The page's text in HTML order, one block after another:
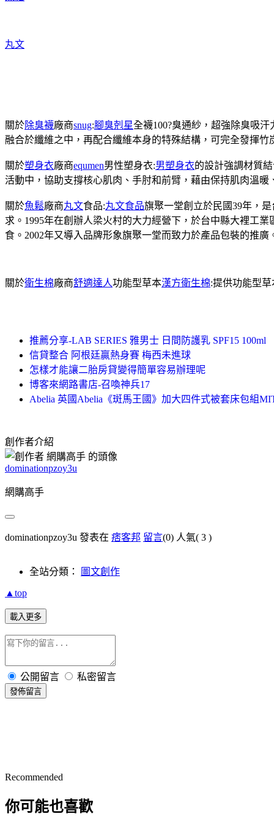
丸文
關於除臭襪廠商snug:腳臭剋星全襪100?臭通紗，超強除臭吸
融合於纖維之中，再配合纖維本身的特殊結構，可完全發揮
關於塑身衣廠商equmen男性塑身衣:男塑身衣的設計強調材質
活動中，協助支撐核心肌肉、手肘和前臂，藉由保持肌肉溫
關於魚鬆廠商丸文食品:丸文食品旗聚一堂創立於民國39年，
求。1995年在創辦人梁火村的大力經營下，於台中縣大裡工
食。2002年又導入品牌形象旗聚一堂而致力於產品包裝的推廣
關於衛生棉廠商舒適達人功能型草本漢方衛生棉:提供功能型
推薦分享-LAB SERIES 雅男士 日間防護乳 SPF15 100ml
信貸整合 阿根廷贏熱身賽 梅西未進球
怎樣才能讓二胎房貸變得簡單容易辦理呢
博客來網路書店-召喚神兵17
Abelia 英國Abelia《斑馬王國》加大四件式被套床包組
創作者介紹
dominationpzoy3u
網購高手
dominationpzoy3u 發表在 痞客邦 留言(0) 人氣( 3 )
全站分類： 圖文創作
▲top
載入更多
公開留言 私密留言
發佈留言
Recommended
你可能也喜歡